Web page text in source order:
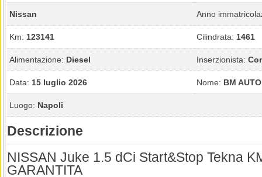
Nissan Anno
Km: 123141 Cilindrata: 1461
Alimentazione: Diesel Inserzionista:
Data: 15 luglio 2026 Nome: BM
Luogo: Napoli
Descrizione
NISSAN Juke 1.5 dCi Start&Stop Tekna
GARANTITA